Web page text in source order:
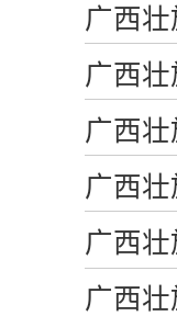
广西
广西
广西
广西
广西
广西